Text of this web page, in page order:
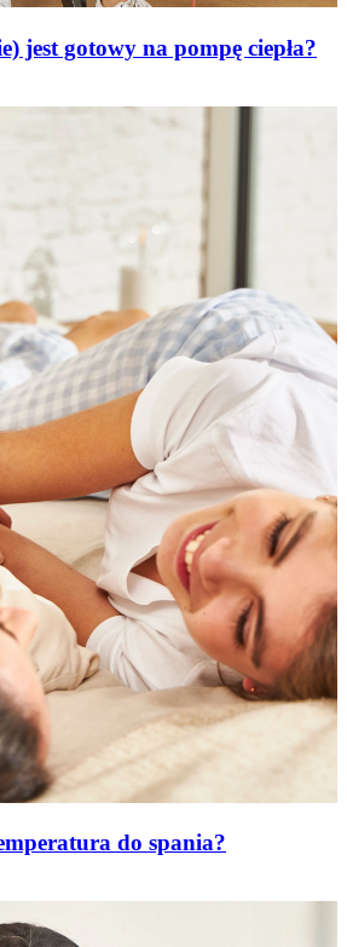
jest gotowy na pompę ciepła?
do spania?